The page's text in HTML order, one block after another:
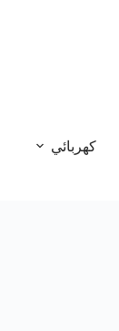
كهربائي